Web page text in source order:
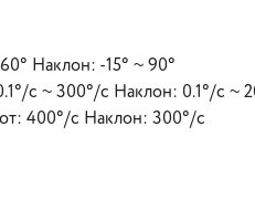
Наклон: -15° ~ 90°
c ~ 300°/c Наклон: 0.1°/c ~
400°/c Наклон: 300°/c